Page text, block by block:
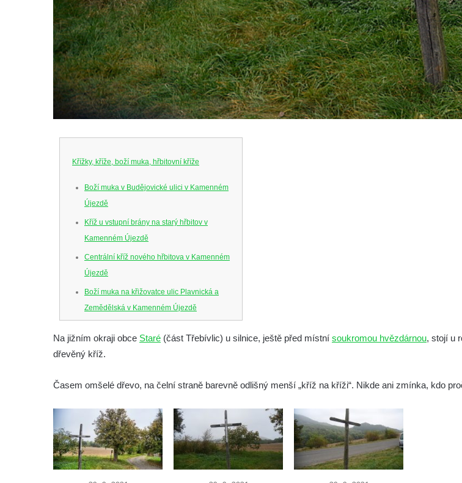
Křížky, kříže, boží muka, hřbitovní kříže
Boží muka v Budějovické ulici v Kamenném
Újezdě
Kříž u vstupní brány na starý hřbitov v
Kamenném Újezdě
Centrální kříž nového hřbitova v Kamenném
Újezdě
Boží muka na křižovatce ulic Plavnická a
Zemědělská v Kamenném Újezdě
v Kamenném Újezdě
Boží muka na křižovatce ulic Latrán a K
Malší ve Velešíně
Centrální kříž hřbitova ve Velešíně
Kříž u kostela svatého Václava ve Velešíně
Na jižním okraji obce Staré (část Třebívlic) u silnice, ještě před místní soukromou hvězdárnou, stojí u
dřevěný kříž.
Časem omšelé dřevo, na čelní straně barevně odlišný menší „kříž na kříži“. Nikde ani zmínka, kdo